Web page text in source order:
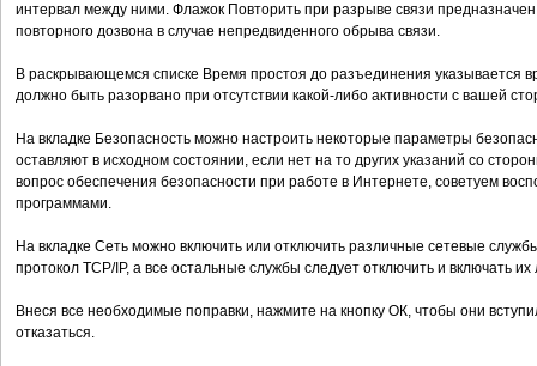
интервал между ними. Флажок Повторить при разрыве связи
повторного дозвона в случае непредвиденного обрыва связи.
В раскрывающемся списке Время простоя до разъединения указывается
должно быть разорвано при отсутствии какой-либо активности с вашей
На вкладке Безопасность можно настроить некоторые параметры
оставляют в исходном состоянии, если нет на то других указаний со
вопрос обеспечения безопасности при работе в Интернете, советуем
программами.
На вкладке Сеть можно включить или отключить различные сетевые
протокол TCP/IP, а все остальные службы следует отключить и включать
Внеся все необходимые поправки, нажмите на кнопку ОК, чтобы они
отказаться.